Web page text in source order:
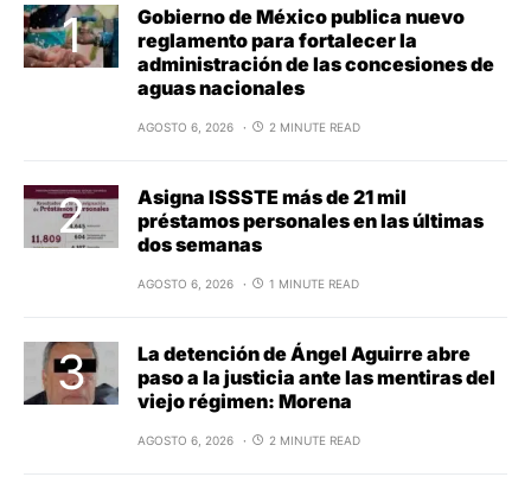
Gobierno de México publica nuevo
reglamento para fortalecer la
administración de las concesiones de
aguas nacionales
AGOSTO 6, 2026 2 MINUTE READ
Asigna ISSSTE más de 21 mil
préstamos personales en las últimas
dos semanas
AGOSTO 6, 2026 1 MINUTE READ
La detención de Ángel Aguirre abre
paso a la justicia ante las mentiras del
viejo régimen: Morena
AGOSTO 6, 2026 2 MINUTE READ